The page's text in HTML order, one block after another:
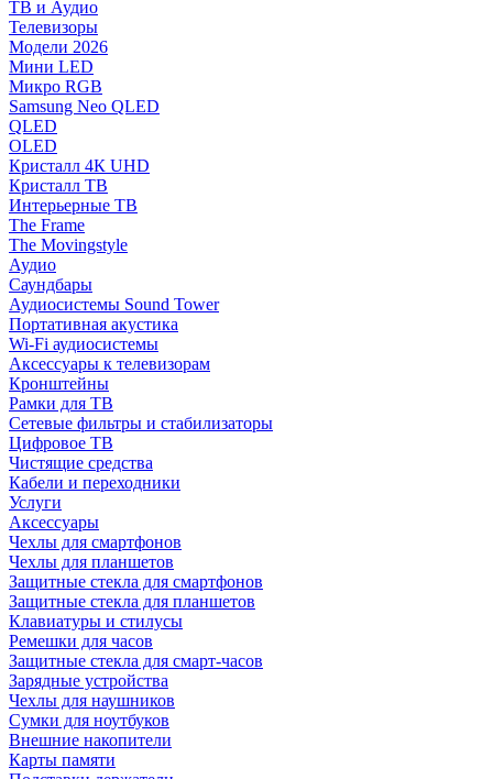
ТВ и Аудио
Телевизоры
Модели 2026
Мини LED
Микро RGB
Samsung Neo QLED
QLED
OLED
Кристалл 4К UHD
Кристалл ТВ
Интерьерные ТВ
The Frame
The Movingstyle
Аудио
Саундбары
Аудиосистемы Sound Tower
Портативная акустика
Wi-Fi аудиосистемы
Аксессуары к телевизорам
Кронштейны
Рамки для ТВ
Сетевые фильтры и стабилизаторы
Цифровое ТВ
Чистящие средства
Кабели и переходники
Услуги
Аксессуары
Чехлы для смартфонов
Чехлы для планшетов
Защитные стекла для смартфонов
Защитные стекла для планшетов
Клавиатуры и стилусы
Ремешки для часов
Защитные стекла для смарт-часов
Зарядные устройства
Чехлы для наушников
Сумки для ноутбуков
Внешние накопители
Карты памяти